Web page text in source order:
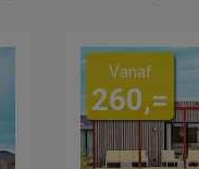
Vanaf
260,=